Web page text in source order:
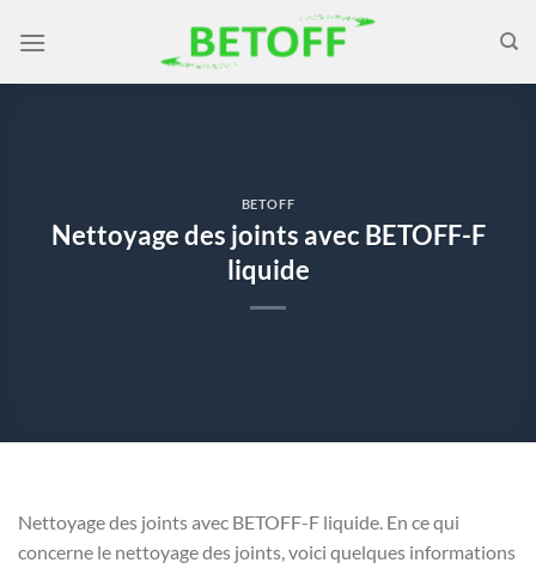
BETOFF
Nettoyage des joints avec BETOFF-F
liquide
Nettoyage des joints avec BETOFF-F liquide. En ce qui
concerne le nettoyage des joints, voici quelques informations